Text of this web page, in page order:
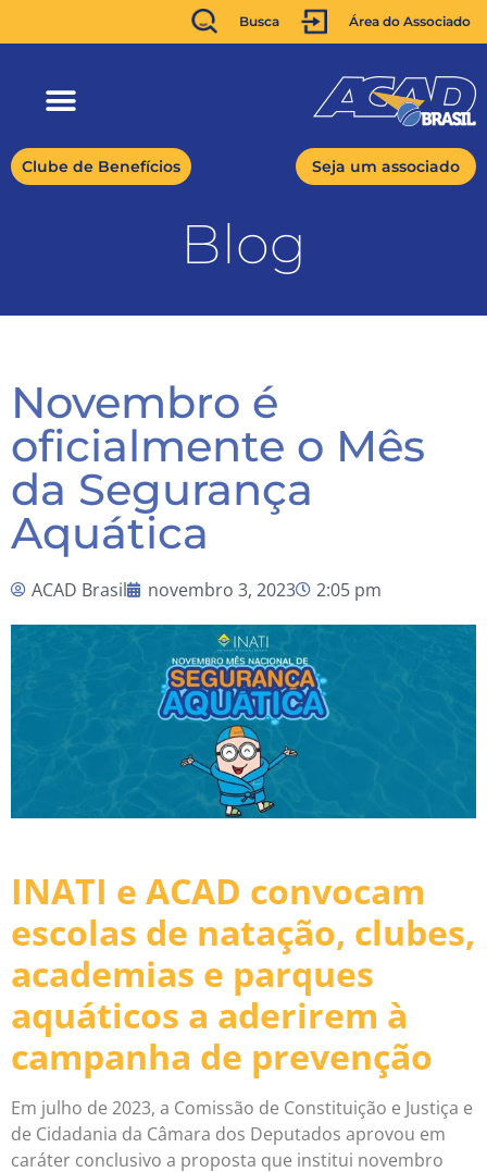
Busca Área do Associado
Clube de Benefícios Seja um associado
Blog
Novembro é
oficialmente o Mês
da Segurança
Aquática
ACAD Brasil novembro 3, 2023 2:05 pm
INATI e ACAD convocam
escolas de natação, clubes,
academias e parques
aquáticos a aderirem à
campanha de prevenção
Em julho de 2023, a Comissão de Constituição e Justiça e
de Cidadania da Câmara dos Deputados aprovou em
caráter conclusivo a proposta que institui novembro